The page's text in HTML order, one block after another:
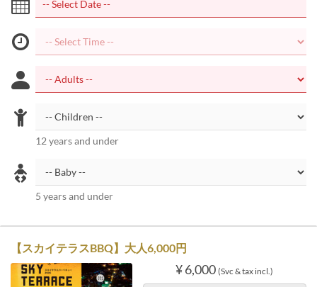
12 years and under
5 years and under
【スカイテラスBBQ】大人6,000円
¥ 6,000 (Svc & tax incl.)